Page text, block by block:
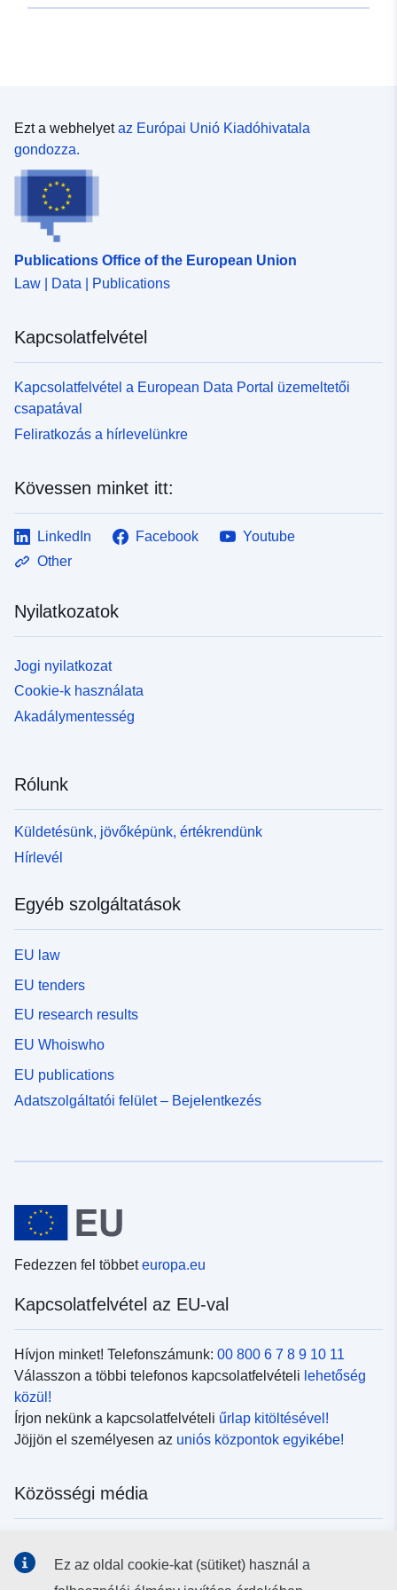
kockázatokat vagy újakat okozhatnak (vö. a
Ezt a webhelyetaz Európai Unió Kiadóhivatala
gondozza.
Publications Office of the European Union
Law | Data | Publications
Kapcsolatfelvétel
Kapcsolatfelvétel a European Data Portal üzemeltetői
csapatával
Feliratkozás a hírlevelünkre
Kövessen minket itt:
LinkedIn Facebook
Youtube
Other
Nyilatkozatok
Jogi nyilatkozat
Cookie-k használata
Akadálymentesség
Rólunk
Küldetésünk, jövőképünk, értékrendünk
Hírlevél
Egyéb szolgáltatások
EU law
EU tenders
EU research results
EU Whoiswho
EU publications
Adatszolgáltatói felület – Bejelentkezés
Fedezzen fel többeteuropa.eu
Kapcsolatfelvétel az EU-val
Hívjon minket! Telefonszámunk: 00 800 6 7 8 9 10 11
Válasszon a többi telefonos kapcsolatfelvételi lehetőség
közül!
Írjon nekünk a kapcsolatfelvételi űrlap kitöltésével!
Jöjjön el személyesen az uniós központok egyikébe!
Közösségi média
Ez az oldal cookie-kat (sütiket) használ a